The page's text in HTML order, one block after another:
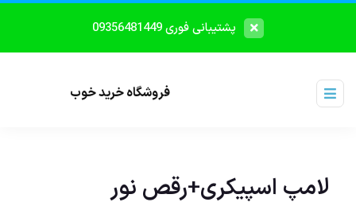
پشتیبانی فوری 09356481449
فروشگاه خرید خوب
لامپ اسپیکری+رقص نور